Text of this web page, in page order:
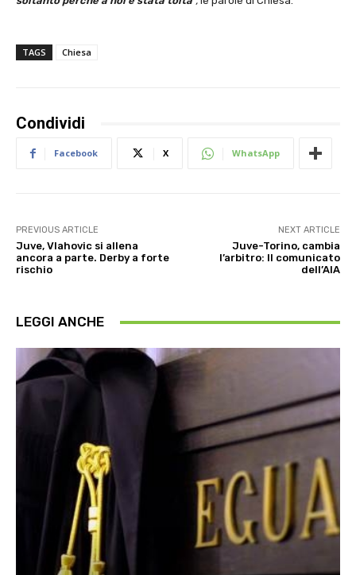
TAGS Chiesa
Condividi
Facebook X WhatsApp
PREVIOUS ARTICLE
Juve, Vlahovic si allena
ancora a parte. Derby a forte
rischio
NEXT ARTICLE
Juve-Torino, cambia
l’arbitro: Il comunicato
dell’AIA
LEGGI ANCHE